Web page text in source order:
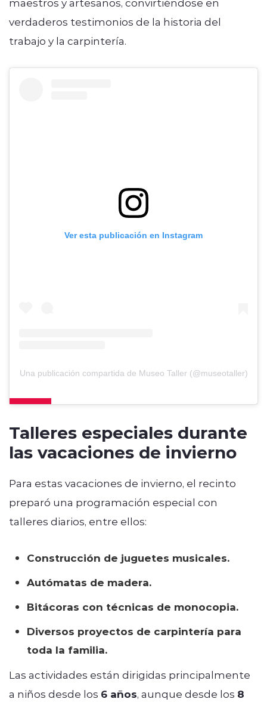
verdaderos testimonios de la historia del
trabajo y la carpintería.
Ver esta publicación en Instagram
Una publicación compartida de Museo Taller (@museotaller)
Talleres especiales durante
las vacaciones de invierno
Para estas vacaciones de invierno, el recinto
preparó una programación especial con
talleres diarios, entre ellos:
Construcción de juguetes musicales.
Autómatas de madera.
Bitácoras con técnicas de monocopia.
Diversos proyectos de carpintería para
toda la familia.
Las actividades están dirigidas principalmente
a niños desde los 6 años, aunque desde los 8